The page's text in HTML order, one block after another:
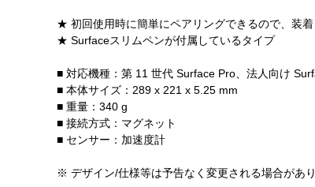
★ 初回使用時に簡単にペアリングできるので、装
★ Surfaceスリムペンが付属しているタイプ
■ 対応機種：第 11 世代 Surface Pro、法人向け
■ 本体サイズ：289 x 221 x 5.25 mm
■ 重量：340 g
■ 接続方式：マグネット
■ センサー：加速度計
※ デザイン/仕様等は予告なく変更される場合があり